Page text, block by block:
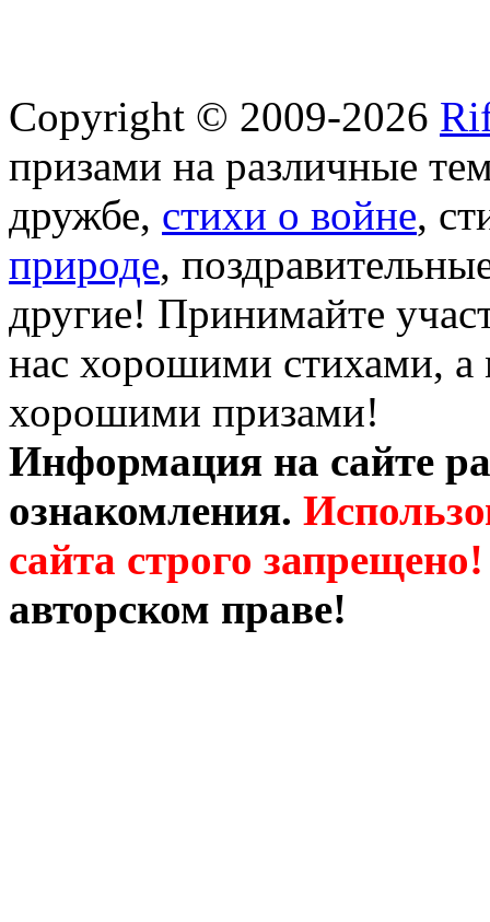
Copyright © 2009-2026
призами на различные
дружбе, стихи о войне,
природе,
другие! Принимайте
нас хорошими стихами, а
хорошими призами!
Информация на сайте
ознакомления.
сайта строго запрещено!
авторском праве!